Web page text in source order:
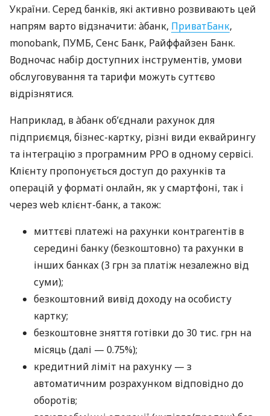
України. Серед банків, які активно розвивають цей
напрям варто відзначити: àбанк, ПриватБанк,
monobank, ПУМБ, Сенс Банк, Райффайзен Банк.
Водночас набір доступних інструментів, умови
обслуговування та тарифи можуть суттєво
відрізнятися.
Наприклад, в àбанк об’єднали рахунок для
підприємця, бізнес-картку, різні види еквайрингу
та інтеграцію з програмним РРО в одному сервісі.
Клієнту пропонується доступ до рахунків та
операцій у форматі онлайн, як у смартфоні, так і
через web клієнт-банк, а також:
миттєві платежі на рахунки контрагентів в
середині банку (безкоштовно) та рахунки в
інших банках (3 грн за платіж незалежно від
суми);
безкоштовний вивід доходу на особисту
картку;
безкоштовне зняття готівки до 30 тис. грн на
місяць (далі — 0.75%);
кредитний ліміт на рахунку — з
автоматичним розрахунком відповідно до
оборотів;